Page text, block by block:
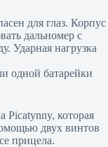
для глаз. Корпус
дальномер с
Ударная нагрузка
одной батарейки
Picatynny, которая
двух винтов
прицела.